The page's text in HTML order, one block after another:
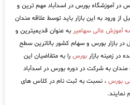
در آموزشگاه بورس در اسدآباد مهم ترین و
ورود به این بازار باید توسط علاقه مندان
آموزش عالی سهامیر به عنوان قدیمیترین و
بازار بورس و سهام کشور بالاترین سطح
زمینه بازار بورس را به متقاضیان این
مندان به شرکت در دوره بورس در اسدآباد
بورس ، نسبت به ثبت نام در کلاس های
نمایند.